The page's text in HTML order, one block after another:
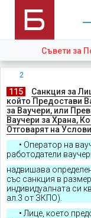
Съвети за
2
115
Санкция за
който Предостави
за Ваучери, или
Ваучери за Храна,
Отговарят на
• Оператор на
работодатели
надвишава
със санкция в
индивидуалната си
ал.3 от ЗКПО).
• Лице, което